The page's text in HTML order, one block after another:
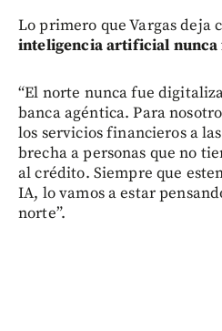
Lo primero que Vargas deja
inteligencia artificial nunca
“El norte nunca fue
banca agéntica. Para
los servicios financieros a
brecha a personas que no
al crédito. Siempre que
IA, lo vamos a estar
norte”.